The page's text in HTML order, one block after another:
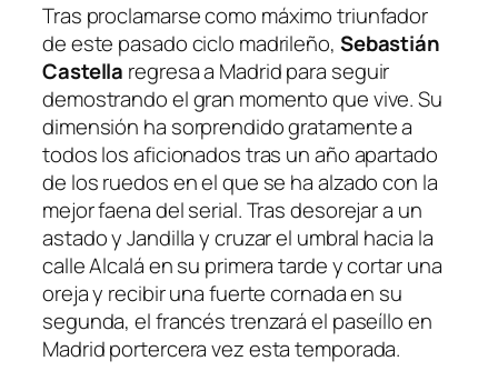
Tras proclamarse como máximo triunfador
de este pasado ciclo madrileño, Sebastián
Castella regresa a Madrid para seguir
demostrando el gran momento que vive. Su
dimensión ha sorprendido gratamente a
todos los aficionados tras un año apartado
de los ruedos en el que se ha alzado con la
mejor faena del serial. Tras desorejar a un
astado y Jandilla y cruzar el umbral hacia la
calle Alcalá en su primera tarde y cortar una
oreja y recibir una fuerte cornada en su
segunda, el francés trenzará el paseíllo en
Madrid portercera vez esta temporada.